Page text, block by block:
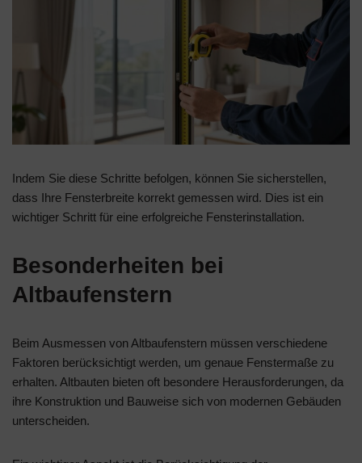
Indem Sie diese Schritte befolgen, können Sie sicherstellen,
dass Ihre Fensterbreite korrekt gemessen wird. Dies ist ein
wichtiger Schritt für eine erfolgreiche Fensterinstallation.
Besonderheiten bei
Altbaufenstern
Beim Ausmessen von Altbaufenstern müssen verschiedene
Faktoren berücksichtigt werden, um genaue Fenstermaße zu
erhalten. Altbauten bieten oft besondere Herausforderungen, da
ihre Konstruktion und Bauweise sich von modernen Gebäuden
unterscheiden.